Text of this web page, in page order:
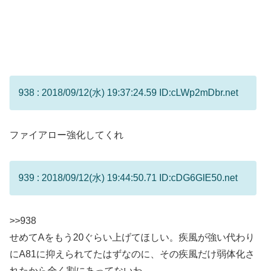
938 : 2018/09/12(水) 19:37:24.59 ID:cLWp2mDbr.net
ファイアロー強化してくれ
939 : 2018/09/12(水) 19:44:50.71 ID:cDG6GIE50.net
>>938
せめてAをもう20ぐらい上げてほしい。疾風が強い代わり
にA81に抑えられてたはずなのに、その疾風だけ弱体化さ